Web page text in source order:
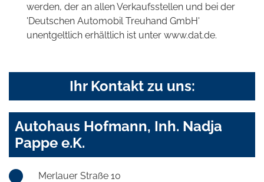
werden, der an allen Verkaufsstellen und bei der
'Deutschen Automobil Treuhand GmbH'
unentgeltlich erhältlich ist unter www.dat.de.
Ihr Kontakt zu uns:
Autohaus Hofmann, Inh. Nadja
Pappe e.K.
Merlauer Straße 10